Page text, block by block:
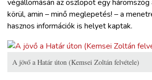
végállomásán az oszlopot egy háromszög
körül, amin – minő meglepetés! – a
hasznos információk is helyet kaptak.
A jövő a Határ úton (Kemsei Zoltán felvétele)